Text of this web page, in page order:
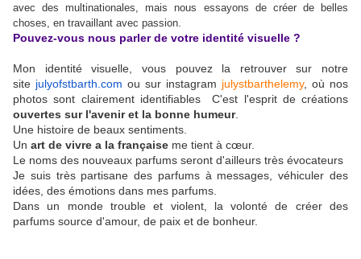
avec des multinationales, mais nous essayons de créer de belles
choses, en travaillant avec passion.
Pouvez-vous nous parler de votre identité visuelle ?
Mon identité visuelle, vous pouvez la retrouver sur notre
site julyofstbarth.com ou sur instagram julystbarthelemy, où nos
photos sont clairement identifiables C'est l'esprit de créations
ouvertes sur l'avenir et la bonne humeur.
Une histoire de beaux sentiments.
Un art de vivre a la française me tient à cœur.
Le noms des nouveaux parfums seront d'ailleurs très évocateurs
Je suis très partisane des parfums à messages, véhiculer des
idées, des émotions dans mes parfums.
Dans un monde trouble et violent, la volonté de créer des
parfums source d'amour, de paix et de bonheur.